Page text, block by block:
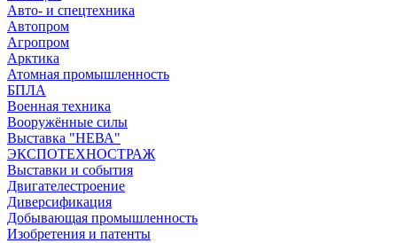
Авто- и спецтехника
Автопром
Агропром
Арктика
Атомная промышленность
БПЛА
Военная техника
Вооружённые силы
Выставка "НЕВА"
ЭКСПОТЕХНОСТРАЖ
Выставки и события
Двигателестроение
Диверсификация
Добывающая промышленность
Изобретения и патенты